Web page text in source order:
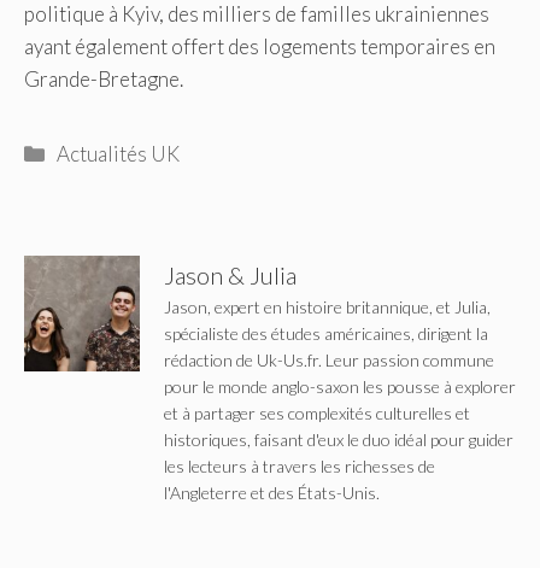
politique à Kyiv, des milliers de familles ukrainiennes
ayant également offert des logements temporaires en
Grande-Bretagne.
Catégories
Actualités UK
Jason & Julia
Jason, expert en histoire britannique, et Julia,
spécialiste des études américaines, dirigent la
rédaction de Uk-Us.fr. Leur passion commune
pour le monde anglo-saxon les pousse à explorer
et à partager ses complexités culturelles et
historiques, faisant d'eux le duo idéal pour guider
les lecteurs à travers les richesses de
l'Angleterre et des États-Unis.